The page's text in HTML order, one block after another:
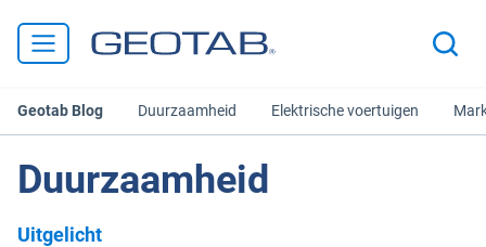
Geotab Blog Duurzaamheid Elektrische voertuigen
Duurzaamheid
Uitgelicht